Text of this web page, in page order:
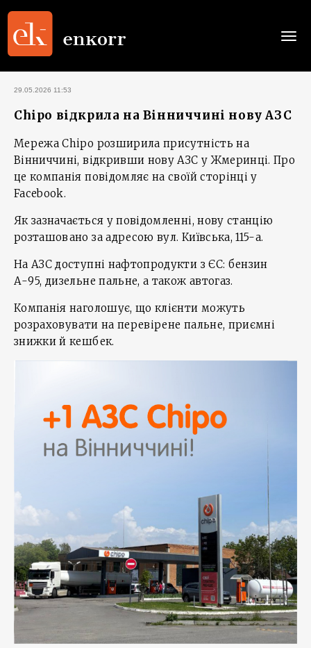
29.05.2026 11:53
Chipo відкрила на Вінниччині нову АЗС
Мережа Chipo розширила присутність на
Вінниччині, відкривши нову АЗС у Жмеринці. Про
це компанія повідомляє на своїй сторінці у
Facebook.
Як зазначається у повідомленні, нову станцію
розташовано за адресою вул. Київська, 115-а.
На АЗС доступні нафтопродукти з ЄС: бензин
А-95, дизельне пальне, а також автогаз.
Компанія наголошує, що клієнти можуть
розраховувати на перевірене пальне, приємні
знижки й кешбек.